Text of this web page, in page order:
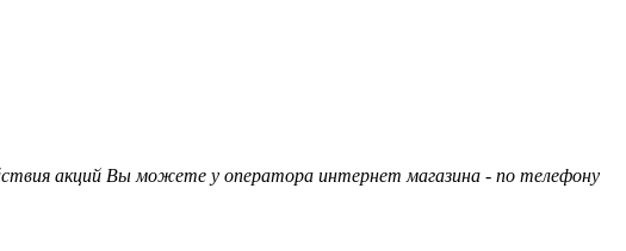
акций Вы можете у оператора интернет магазина - по телефону